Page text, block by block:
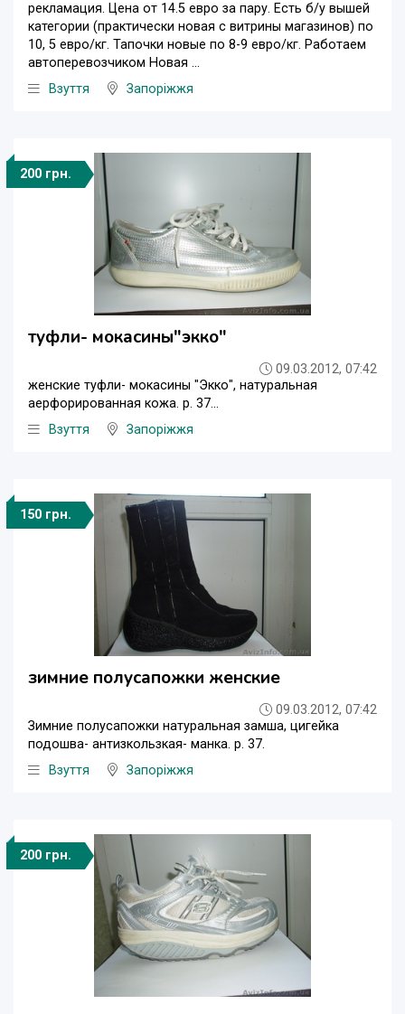
рекламация. Цена от 14.5 евро за пару. Есть б/у вышей
категории (практически новая с витрины магазинов) по
10, 5 евро/кг. Тапочки новые по 8-9 евро/кг. Работаем
автоперевозчиком Новая ...
Взуття
Запоріжжя
200 грн.
туфли- мокасины"экко"
09.03.2012, 07:42
женские туфли- мокасины "Экко", натуральная
аерфорированная кожа. р. 37...
Взуття
Запоріжжя
150 грн.
зимние полусапожки женские
09.03.2012, 07:42
Зимние полусапожки натуральная замша, цигейка
подошва- антизкользкая- манка. р. 37.
Взуття
Запоріжжя
200 грн.